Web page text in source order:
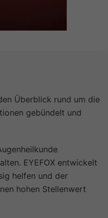
Überblick rund um die
gebündelt und
EYEFOX entwickelt
helfen und der
hohen Stellenwert